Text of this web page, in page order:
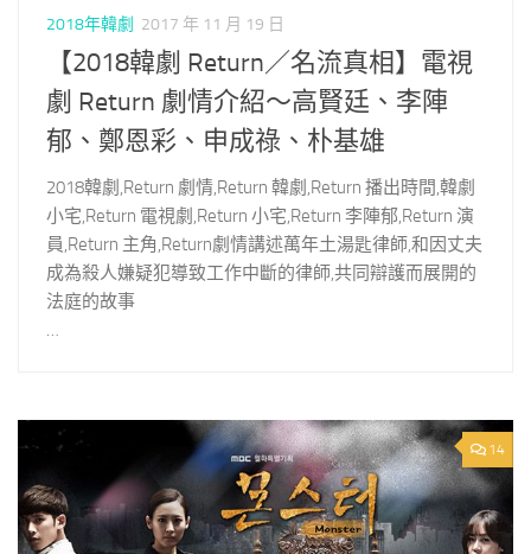
2018年韓劇 2017 年 11 月 19 日
【2018韓劇 Return／名流真相】電視
劇 Return 劇情介紹～高賢廷、李陣
郁、鄭恩彩、申成祿、朴基雄
2018韓劇,Return 劇情,Return 韓劇,Return 播出時間,韓劇
小宅,Return 電視劇,Return 小宅,Return 李陣郁,Return 演
員,Return 主角,Return劇情講述萬年土湯匙律師,和因丈夫
成為殺人嫌疑犯導致工作中斷的律師,共同辯護而展開的
法庭的故事
…
14